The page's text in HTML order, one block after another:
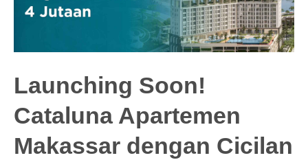
Launching Soon!
Cataluna Apartemen
Makassar dengan Cicilan